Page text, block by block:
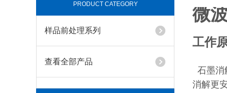
PRODUCT CATEGORY
样品前处理系列
查看全部产品
微
工作
石墨消
消解更